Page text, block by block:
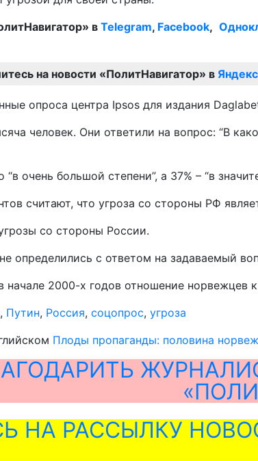
в Telegram, Facebook,
на новости «ПолитНавигатор» в
опроса центра Ipsos для издания
человек. Они ответили на вопрос: “В
очень большой степени”, а 37% – “в
считают, что угроза со стороны РФ
со стороны России.
определились с ответом на задаваемый
начале 2000-х годов отношение норвежцев
, Путин, Россия, соцопрос, угроза
Плоды пропаганды: половина
НА РАССЫЛКУ